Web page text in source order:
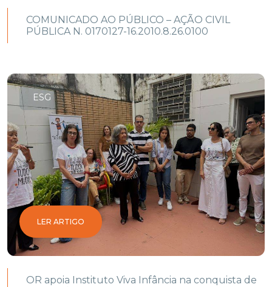
COMUNICADO AO PÚBLICO – AÇÃO CIVIL
PÚBLICA N. 0170127-16.2010.8.26.0100
ESG
LER ARTIGO
OR apoia Instituto Viva Infância na conquista de